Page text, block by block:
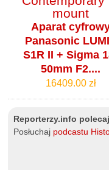
Aparat
Panasonic
S1R II + Sigma
50mm F2....
16409.00 zł
Reporterzy.info
Posłuchaj podcastu